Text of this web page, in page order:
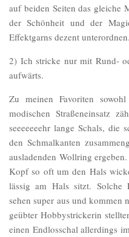
auf beiden Seiten das gleiche
der Schönheit und der
Effektgarns dezent unterordnen.
2) Ich stricke nur mit Rund-
aufwärts.
Zu meinen Favoriten
modischen Straßeneinsatz
seeeeeeehr lange Schals,
den Schmalkanten
ausladenden Wollring
Kopf so oft um den Hals
lässig am Hals sitzt. Solche
sehen super aus und kommen
geübter Hobbystrickerin
einen Endlosschal allerdings